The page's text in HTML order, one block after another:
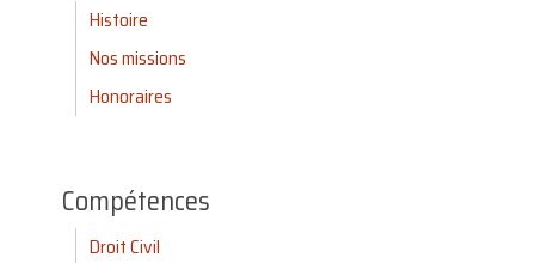
Histoire
Nos missions
Honoraires
Compétences
Droit Civil